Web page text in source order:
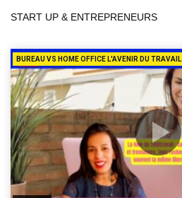
START UP & ENTREPRENEURS
BUREAU VS HOME OFFICE L'AVENIR DU TRAVAIL